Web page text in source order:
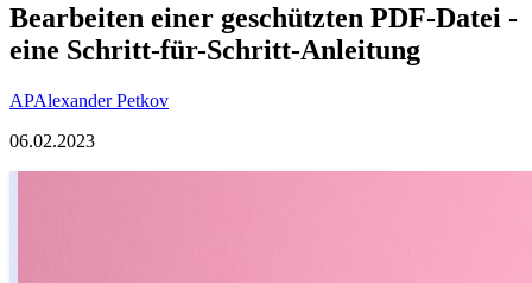
Bearbeiten einer geschützten PDF-Datei -
eine Schritt-für-Schritt-Anleitung
APAlexander Petkov
06.02.2023